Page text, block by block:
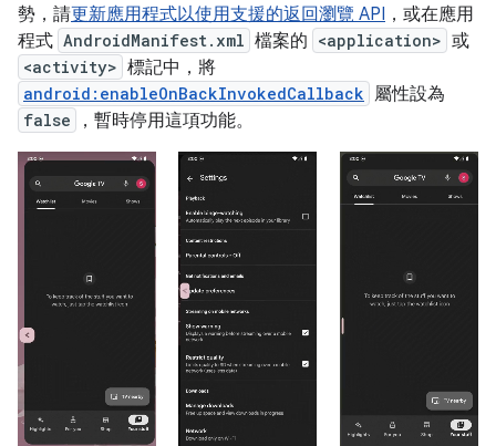
勢，請更新應用程式以使用支援的返回瀏覽 API ，或在應用
程式 AndroidManifest.xml 檔案的 <application> 或
<activity> 標記中，將
android:enableOnBackInvokedCallback 屬性設為
false ，暫時停用這項功能。